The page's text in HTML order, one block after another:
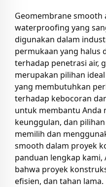
Geomembrane smooth
waterproofing yang
digunakan dalam
permukaan yang halus
terhadap penetrasi air,
merupakan pilihan
yang membutuhkan
terhadap kebocoran
untuk membantu Anda
keunggulan, dan
memilih dan
smooth dalam proyek
panduan lengkap
bahwa proyek
efisien, dan tahan lama.